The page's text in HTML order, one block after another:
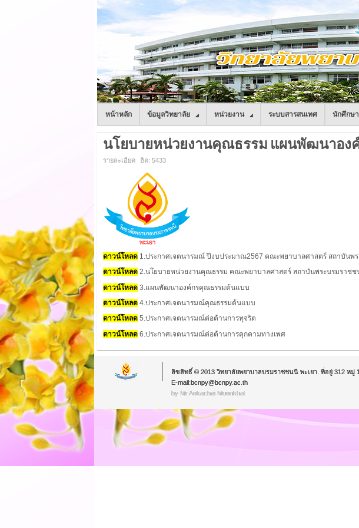
หน้าหลัก ข้อมูลวิทยาลัย หน่วยงาน ระบบสารสนเทศ นักศึกษา
นโยบายหน่วยงานคุณธรรม แผนพัฒนาอง
รายละเอียด ฮิต: 5433
ดาวน์โหลด 1.ประกาศเจตนารมณ์ ปีงบประมาณ2567 คณะพยาบาลศาสตร์ สถาบันพ
ดาวน์โหลด 2.นโยบายหน่วยงานคุณธรรม คณะพยาบาลศาสตร์ สถาบันพระบรมราช
ดาวน์โหลด 3.แผนพัฒนาองค์กรคุณธรรมต้นแบบ
ดาวน์โหลด 4.ประกาศเจตนารมณ์คุณธรรมต้นแบบ
ดาวน์โหลด 5.ประกาศเจตนารมณ์ต่อต้านการทุจริต
ดาวน์โหลด 6.ประกาศเจตนารมณ์ต่อต้านการคุกคามทางเพศ
ลิขสิทธิ์ © 2013 วิทยาลัยพยาบาลบรมราชชนนี พะเยา. ที่อยู่ 312 หมู่
E-mail:bcnpy@bcnpy.ac.th
by Mr.Aekachai Muenkhat